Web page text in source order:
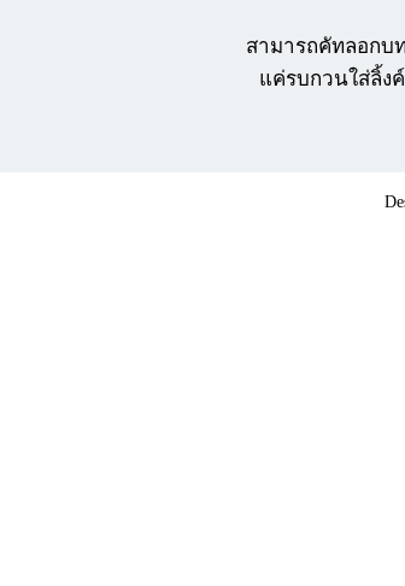
สามารถคัทลอกบ
แค่รบกวนใส่ลิ้ง